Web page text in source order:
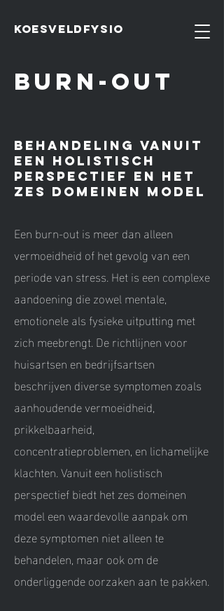
koesveldfysio
BURN-OUT
Behandeling vanuit
een Holistisch
Perspectief en het
Zes Domeinen Model
Een burn-out is meer dan alleen
vermoeidheid of het gevolg van een
periode van stress. Het is een complexe
aandoening die zowel mentale,
emotionele als fysieke uitputting met
zich meebrengt. De richtlijnen voor
huisartsen en bedrijfsartsen
beschrijven diverse symptomen zoals
aanhoudende vermoeidheid,
prikkelbaarheid,
concentratieproblemen, en lichamelijke
klachten. Vanuit een holistisch
perspectief biedt het zes domeinen
model een waardevolle aanpak om
deze symptomen niet alleen te
behandelen, maar ook om de
onderliggende oorzaken aan te pakken.